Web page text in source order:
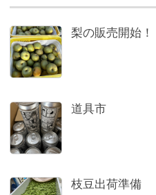
梨の販売開始！
道具市
枝豆出荷準備